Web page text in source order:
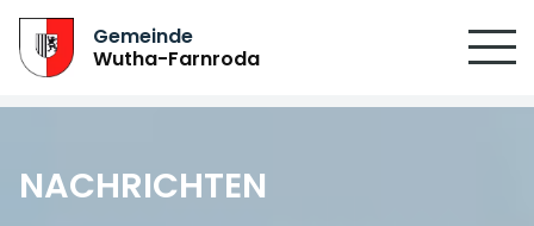
Gemeinde
Wutha-Farnroda
NACHRICHTEN